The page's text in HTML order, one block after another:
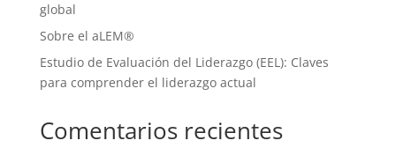
global
Sobre el aLEM®
Estudio de Evaluación del Liderazgo (EEL): Claves
para comprender el liderazgo actual
Comentarios recientes